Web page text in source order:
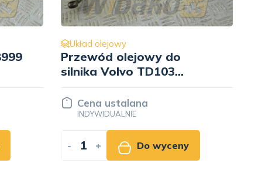
Układ olejowy
Przewód olejowy do
silnika Volvo TD103
11031258
Cena ustalana
INDYWIDUALNIE
- + Do wyceny